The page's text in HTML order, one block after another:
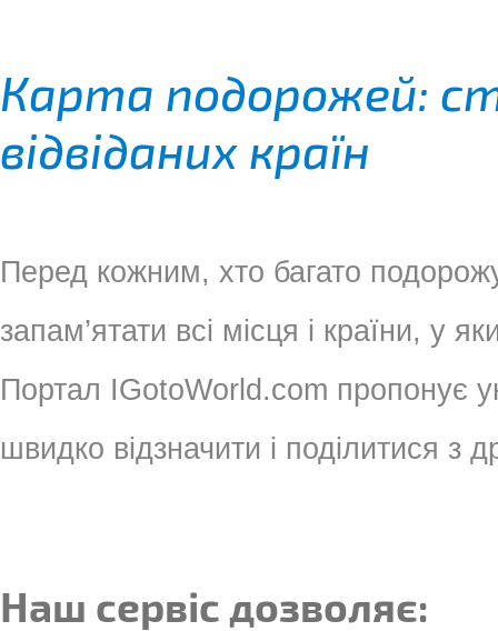
Карта подорожей:
відвіданих країн
Перед кожним, хто багато
запам’ятати всі місця і країни, у
Портал IGotoWorld.com пропонує
швидко відзначити і поділитися
Наш сервіс дозволяє: